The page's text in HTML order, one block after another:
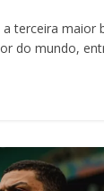
terceira maior
do mundo,